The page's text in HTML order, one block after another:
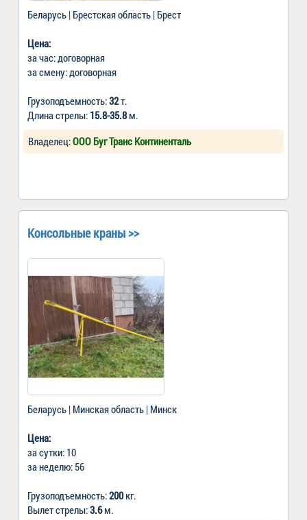
Беларусь | Брестская область | Брест
Цена:
за час: договорная
за смену: договорная
Грузоподъемность:32т.
Длина стрелы: 15.8-35.8м.
Владелец:ООО Буг Транс Континенталь
Консольные краны >>
Беларусь | Минская область | Минск
Цена:
за сутки: 10
за неделю: 56
Грузоподъемность:200кг.
Вылет стрелы:3.6м.